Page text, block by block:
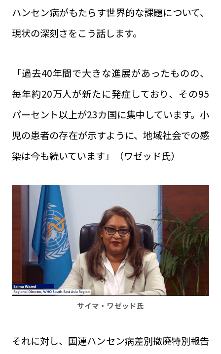
ハンセン病がもたらす世界的な課題について、
現状の深刻さをこう話します。
「過去40年間で大きな進展があったものの、
毎年約20万人が新たに発症しており、その95
パーセント以上が23カ国に集中しています。小
児の患者の存在が示すように、地域社会での感
染は今も続いています」（ワゼッド氏）
サイマ・ワゼッド氏
それに対し、国連ハンセン病差別撤廃特別報告